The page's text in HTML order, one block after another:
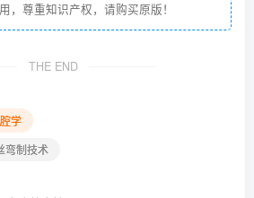
，尊重知识产权，请购买原版！
THE END
学
弯制技术